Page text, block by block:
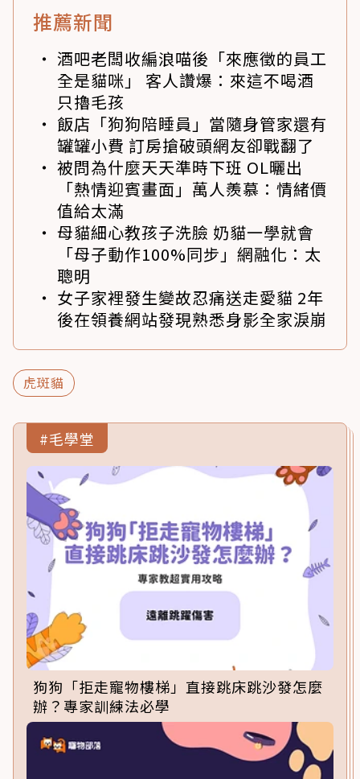
推薦新聞
酒吧老闆收編浪喵後「來應徵的員工
全是貓咪」 客人讚爆：來這不喝酒
只擼毛孩
飯店「狗狗陪睡員」當隨身管家還有
罐罐小費 訂房搶破頭網友卻戰翻了
被問為什麼天天準時下班 OL曬出
「熱情迎賓畫面」萬人羨慕：情緒價
值給太滿
母貓細心教孩子洗臉 奶貓一學就會
「母子動作100%同步」網融化：太
聰明
女子家裡發生變故忍痛送走愛貓 2年
後在領養網站發現熟悉身影全家淚崩
虎斑貓
#毛學堂
狗狗「拒走寵物樓梯」直接跳床跳沙發怎麼
辦？專家訓練法必學